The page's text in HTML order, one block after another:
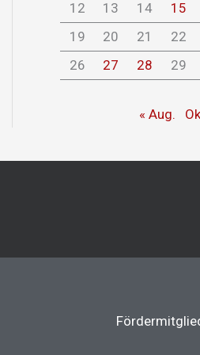
12
13 14 15
19
20 21 22
26
27 28 29
« Aug.